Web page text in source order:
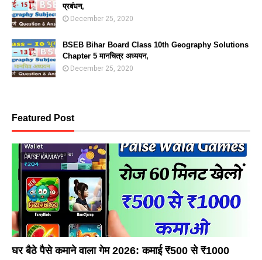
प्रबंधन,
December 25, 2020
BSEB Bihar Board Class 10th Geography Solutions
Chapter 5 मानचित्र अध्ययन,
December 25, 2020
Featured Post
PAISE KAMAYE
घर बैठे पैसे कमाने वाला गेम 2026: कमाई ₹500 से ₹1000